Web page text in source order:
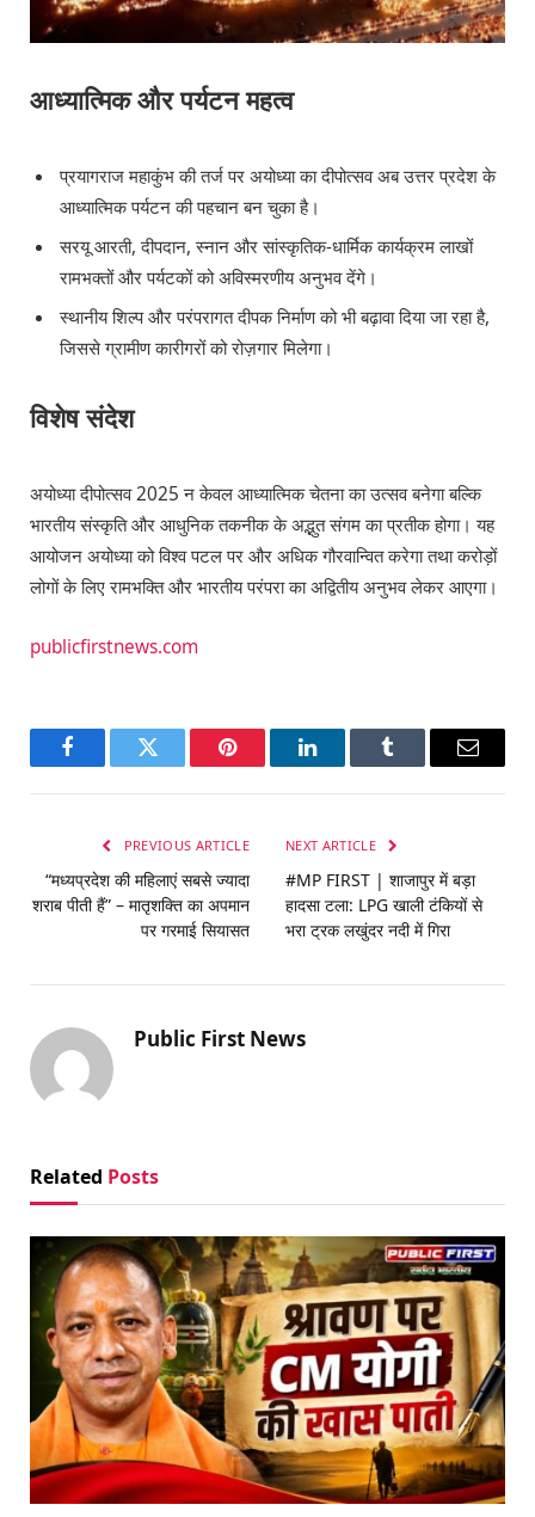
आध्यात्मिक और पर्यटन महत्व
प्रयागराज महाकुंभ की तर्ज पर अयोध्या का दीपोत्सव अब उत्तर प्रदेश के
आध्यात्मिक पर्यटन की पहचान बन चुका है।
सरयू आरती, दीपदान, स्नान और सांस्कृतिक-धार्मिक कार्यक्रम लाखों
रामभक्तों और पर्यटकों को अविस्मरणीय अनुभव देंगे।
स्थानीय शिल्प और परंपरागत दीपक निर्माण को भी बढ़ावा दिया जा रहा है,
जिससे ग्रामीण कारीगरों को रोज़गार मिलेगा।
विशेष संदेश
अयोध्या दीपोत्सव 2025 न केवल आध्यात्मिक चेतना का उत्सव बनेगा बल्कि
भारतीय संस्कृति और आधुनिक तकनीक के अद्भुत संगम का प्रतीक होगा। यह
आयोजन अयोध्या को विश्व पटल पर और अधिक गौरवान्वित करेगा तथा करोड़ों
लोगों के लिए रामभक्ति और भारतीय परंपरा का अद्वितीय अनुभव लेकर आएगा।
publicfirstnews.com
FacebookTwitter Pinterest LinkedInTumblr Email
PREVIOUS ARTICLE
“मध्यप्रदेश की महिलाएं सबसे ज्यादा
शराब पीती हैं” – मातृशक्ति का अपमान
पर गरमाई सियासत
NEXT ARTICLE
#MP FIRST | शाजापुर में बड़ा
हादसा टला: LPG खाली टंकियों से
भरा ट्रक लखुंदर नदी में गिरा
Public First News
Related Posts